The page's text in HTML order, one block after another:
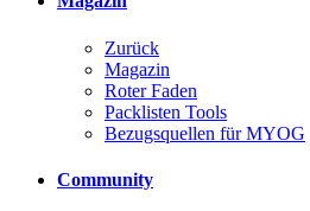
Zurück
Magazin
Roter Faden
Packlisten Tools
Bezugsquellen für MYOG
Community